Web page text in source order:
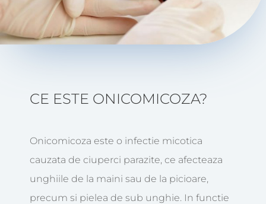
CE ESTE ONICOMICOZA?
Onicomicoza este o infectie micotica
cauzata de ciuperci parazite, ce afecteaza
unghiile de la maini sau de la picioare,
precum si pielea de sub unghie. In functie